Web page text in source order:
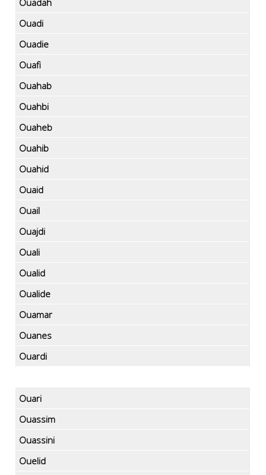
Ouadah
Ouadi
Ouadie
Ouafi
Ouahab
Ouahbi
Ouaheb
Ouahib
Ouahid
Ouaid
Ouail
Ouajdi
Ouali
Oualid
Oualide
Ouamar
Ouanes
Ouardi
Ouari
Ouassim
Ouassini
Ouelid